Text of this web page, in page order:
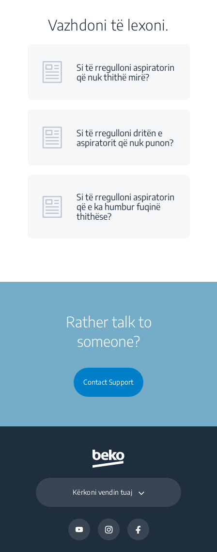
Vazhdoni të lexoni.
Si të rregulloni aspiratorin
që nuk thithë mirë?
Si të rregulloni dritën e
aspiratorit që nuk punon?
Si të rregulloni aspiratorin
që e ka humbur fuqinë
thithëse?
Rather talk to
someone?
Contact Support
Kërkoni vendin tuaj